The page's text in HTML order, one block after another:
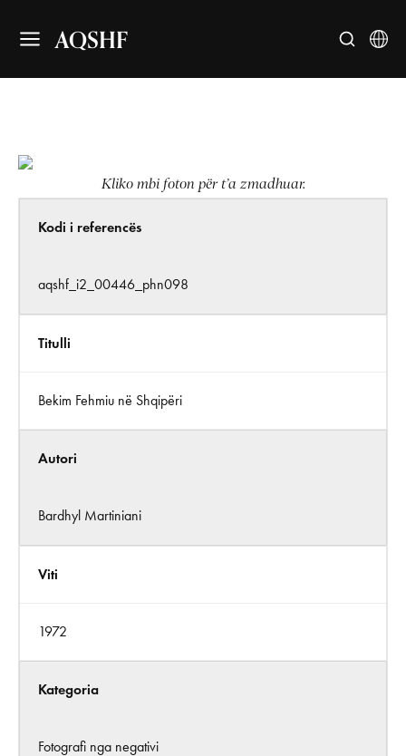
AQSHF
Kliko mbi foton për t’a zmadhuar.
Kodi i referencës
aqshf_i2_00446_phn098
Titulli
Bekim Fehmiu në Shqipëri
Autori
Bardhyl Martiniani
Viti
1972
Kategoria
Fotografi nga negativi